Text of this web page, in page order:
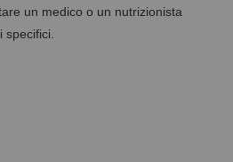
un medico o un nutrizionista
specifici.